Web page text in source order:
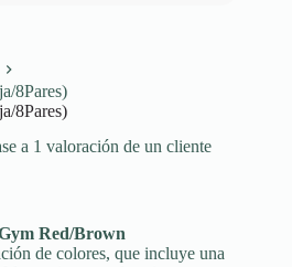
8Pares)
8Pares)
a 1 valoración de un cliente
Red/Brown
de colores, que incluye una